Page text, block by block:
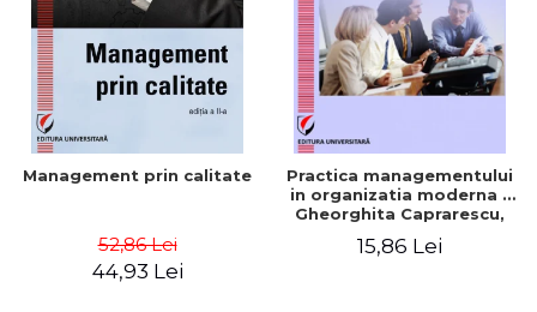
Management prin calitate
52,86 Lei
44,93 Lei
Practica managementului
in organizatia moderna -
Gheorghita Caprarescu,
Georgiana Aron
15,86 Lei